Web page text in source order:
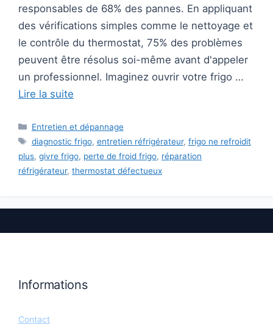
responsables de 68% des pannes. En appliquant
des vérifications simples comme le nettoyage et
le contrôle du thermostat, 75% des problèmes
peuvent être résolus soi-même avant d'appeler
un professionnel. Imaginez ouvrir votre frigo …
Lire la suite
Catégories
Entretien et dépannage
Étiquettes
diagnostic frigo, entretien réfrigérateur, frigo ne refroidit
plus, givre frigo, perte de froid frigo, réparation
réfrigérateur, thermostat défectueux
Informations
Contact